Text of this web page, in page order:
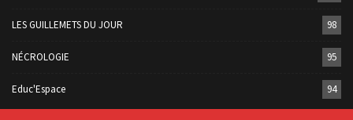
LES GUILLEMETS DU JOUR 98
NÉCROLOGIE 95
Educ'Espace 94